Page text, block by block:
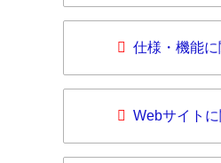
仕様・機能
Webサイト